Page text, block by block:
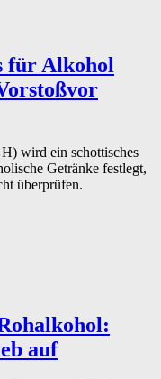
für Alkohol
wird ein schottisches
Getränke festlegt,
überprüfen.
auf